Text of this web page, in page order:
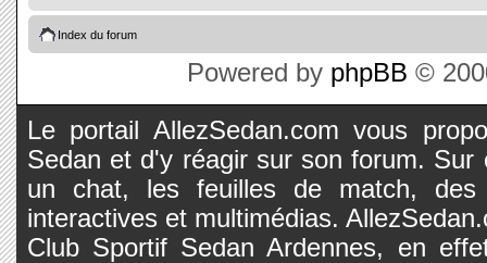
Index du forum
Powered by phpBB ©
Le portail AllezSedan.com vous
Sedan et d'y réagir sur son forum.
un chat, les feuilles de match, des
interactives et multimédias.
Club Sportif Sedan Ardennes, en